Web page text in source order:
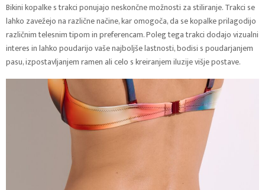
Bikini kopalke s trakci ponujajo neskončne možnosti za stiliranje. Trakci se
lahko zavežejo na različne načine, kar omogoča, da se kopalke prilagodijo
različnim telesnim tipom in preferencam. Poleg tega trakci dodajo vizualni
interes in lahko poudarijo vaše najboljše lastnosti, bodisi s poudarjanjem
pasu, izpostavljanjem ramen ali celo s kreiranjem iluzije višje postave.